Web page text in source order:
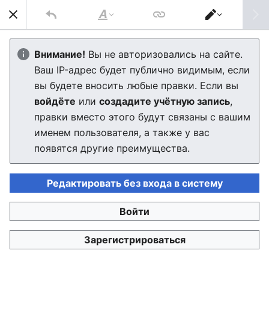
Общественный транспорт
Муроморска
Редактор скоро загрузится. Если через несколько
секунд вы будете по-прежнему видеть это
сообщение, пожалуйста,обновите страницу
Политика конфиденциальности Настольная версия
Стиль
текста
Переключить
редактор
Внимание! Вы не авторизовались на сайте.
Ваш IP-адрес будет публично видимым, если
вы будете вносить любые правки. Если вы
войдёте или создадите учётную запись,
правки вместо этого будут связаны с вашим
именем пользователя, а также у вас
появятся другие преимущества.
Редактировать без входа в систему
Войти
Зарегистрироваться